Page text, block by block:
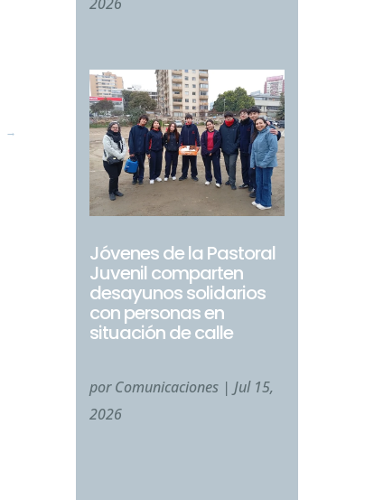
→
Jóvenes de la Pastoral
Juvenil comparten
desayunos solidarios
con personas en
situación de calle
porComunicaciones |Jul 15,
2026